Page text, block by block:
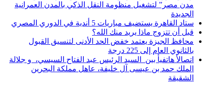
مدن مصر” لتشغيل منظومة النقل الذكي بالمدن العمرانية
الجديدة
ستاد القاهرة يستضيف مباريات 5 أندية في الدوري المصري
قبل أن تتزوج ماذا يريد منك الله؟
محافظ الجيزة يعتمد خفض الحد الأدنى لتنسيق القبول
بالثانوي العام إلى 225 درجة
اتصالأ هاتفيأ بين السيد الرئيس عبد الفتاح السيسي، و جلالة
الملك حمد بن عيسى آل خليفة، عاهل مملكة البحرين
الشقيقة